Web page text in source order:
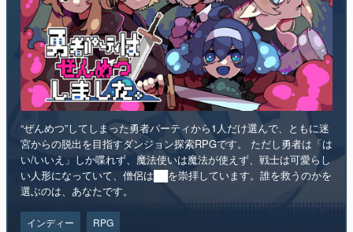
その他
電ファミニコゲーマーとは？
運営：株式会社マレ
“ぜんめつ”してしまった勇者パーティから1人だけ選んで、ともに迷
宮からの脱出を目指すダンジョン探索RPGです。 ただし勇者は「は
い/いいえ」しか喋れず、魔法使いは魔法が使えず、戦士は可愛らし
い人形になっていて、僧侶は██を崇拝しています。誰を救うのかを
選ぶのは、あなたです。
インディー RPG